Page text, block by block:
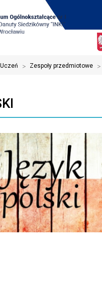
Uczeń > Zespoły przedmiotowe >